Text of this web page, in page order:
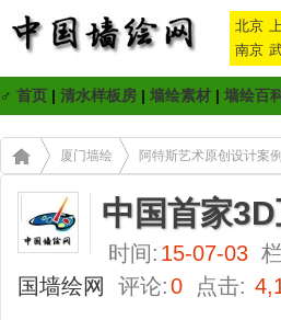
北京
南京
♂ 首页 | 清水样板房 | 墙绘素材 | 墙绘百
厦门墙绘 阿特斯艺术原创设计案例
中国首家
时间: 15-07-03
国墙绘网
评论:0 点击: